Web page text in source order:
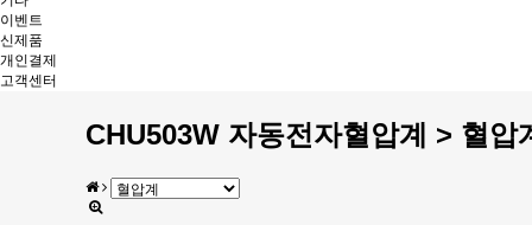
이벤트
신제품
개인결제
고객센터
CHU503W 자동전자혈압계 > 혈압